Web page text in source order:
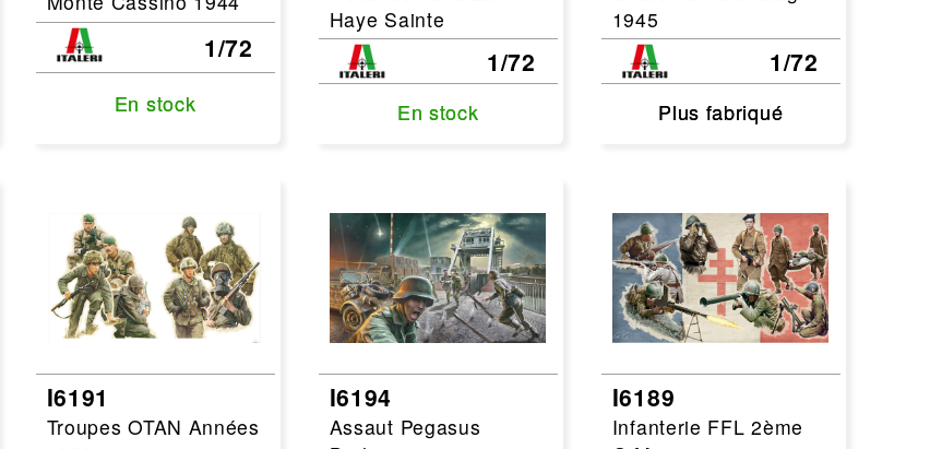
1/72
En stock
En stock
Haye Sainte
1/72
En stock
En stock
1945
1/72
Plus fabriqué
Plus fabriqué
I6191
Troupes OTAN Années
I6194
Assaut Pegasus
I6189
Infanterie FFL 2ème